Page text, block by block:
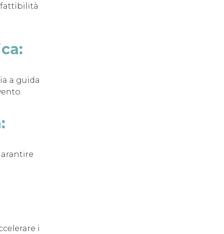
fattibilità
a guida
i